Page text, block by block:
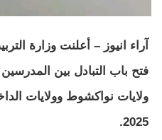
آراء انيوز – أعلنت وزارة
فتح باب التبادل بين
2025.